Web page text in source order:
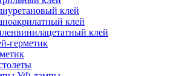
клей
клей
клей
герметик